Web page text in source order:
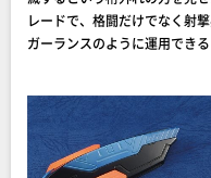
レードで、格闘だけでなく射
ガーランスのように運用できる